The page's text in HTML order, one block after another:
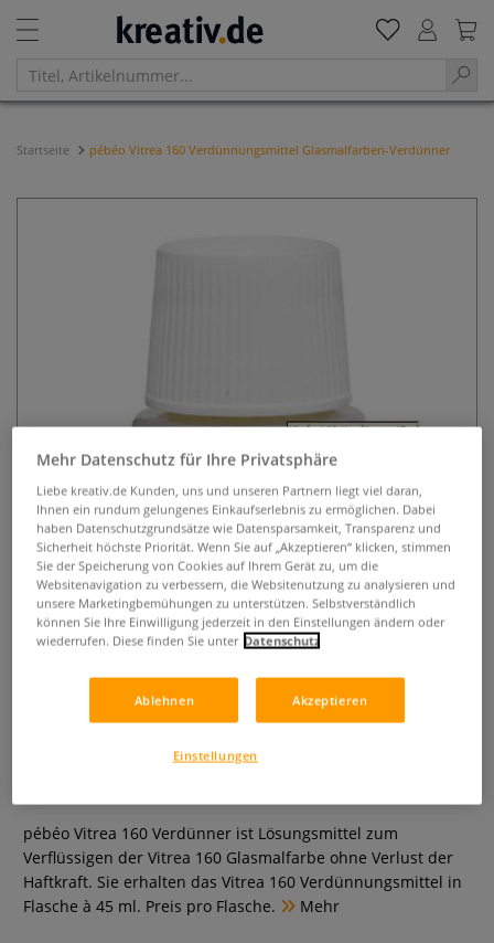
Startseite pébéo Vitrea 160 Verdünnungsmittel Glasmalfarben-Verdünner
pébéo Vitrea 160
Verdünnungsmittel
Glasmalfarben-Verdünner
pébéo Vitrea 160 Verdünner ist Lösungsmittel zum
Verflüssigen der Vitrea 160 Glasmalfarbe ohne Verlust der
Haftkraft. Sie erhalten das Vitrea 160 Verdünnungsmittel in
Flasche à 45 ml. Preis pro Flasche.
Mehr
Mehr Datenschutz für Ihre Privatsphäre
Liebe kreativ.de Kunden, uns und unseren Partnern liegt viel daran,
Ihnen ein rundum gelungenes Einkaufserlebnis zu ermöglichen. Dabei
haben Datenschutzgrundsätze wie Datensparsamkeit, Transparenz und
Sicherheit höchste Priorität. Wenn Sie auf „Akzeptieren“ klicken, stimmen
Sie der Speicherung von Cookies auf Ihrem Gerät zu, um die
Websitenavigation zu verbessern, die Websitenutzung zu analysieren und
unsere Marketingbemühungen zu unterstützen. Selbstverständlich
können Sie Ihre Einwilligung jederzeit in den Einstellungen ändern oder
wiederrufen. Diese finden Sie unter Datenschutz
Ablehnen Akzeptieren
Einstellungen